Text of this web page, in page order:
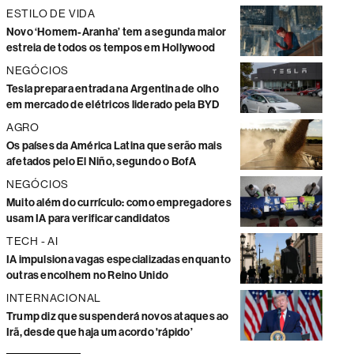
ESTILO DE VIDA
Novo ‘Homem-Aranha’ tem a segunda maior
estreia de todos os tempos em Hollywood
NEGÓCIOS
Tesla prepara entrada na Argentina de olho
em mercado de elétricos liderado pela BYD
AGRO
Os países da América Latina que serão mais
afetados pelo El Niño, segundo o BofA
NEGÓCIOS
Muito além do currículo: como empregadores
usam IA para verificar candidatos
TECH - AI
IA impulsiona vagas especializadas enquanto
outras encolhem no Reino Unido
INTERNACIONAL
Trump diz que suspenderá novos ataques ao
Irã, desde que haja um acordo 'rápido’